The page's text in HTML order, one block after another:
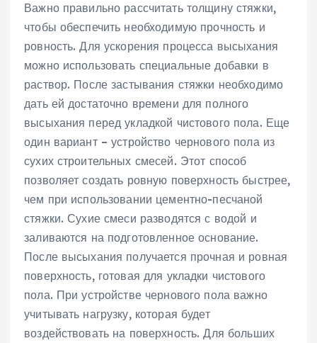
Важно правильно рассчитать толщину стяжки,
чтобы обеспечить необходимую прочность и
ровность. Для ускорения процесса высыхания
можно использовать специальные добавки в
раствор. После застывания стяжки необходимо
дать ей достаточно времени для полного
высыхания перед укладкой чистового пола. Еще
один вариант – устройство чернового пола из
сухих строительных смесей. Этот способ
позволяет создать ровную поверхность быстрее,
чем при использовании цементно-песчаной
стяжки. Сухие смеси разводятся с водой и
заливаются на подготовленное основание.
После высыхания получается прочная и ровная
поверхность, готовая для укладки чистового
пола. При устройстве чернового пола важно
учитывать нагрузку, которая будет
воздействовать на поверхность. Для больших